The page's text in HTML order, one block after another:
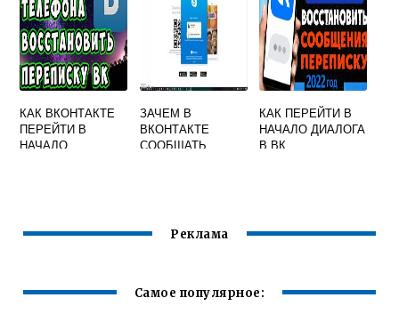
КАК ВКОНТАКТЕ
ПЕРЕЙТИ В
НАЧАЛО
ЗАЧЕМ В
ВКОНТАКТЕ
СООБЩАТЬ
КАК ПЕРЕЙТИ В
НАЧАЛО ДИАЛОГА
В ВК
Реклама
Самое популярное: